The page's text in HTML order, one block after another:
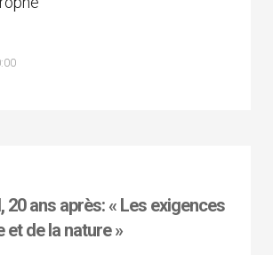
20 ans après: « Les exigences
et de la nature »